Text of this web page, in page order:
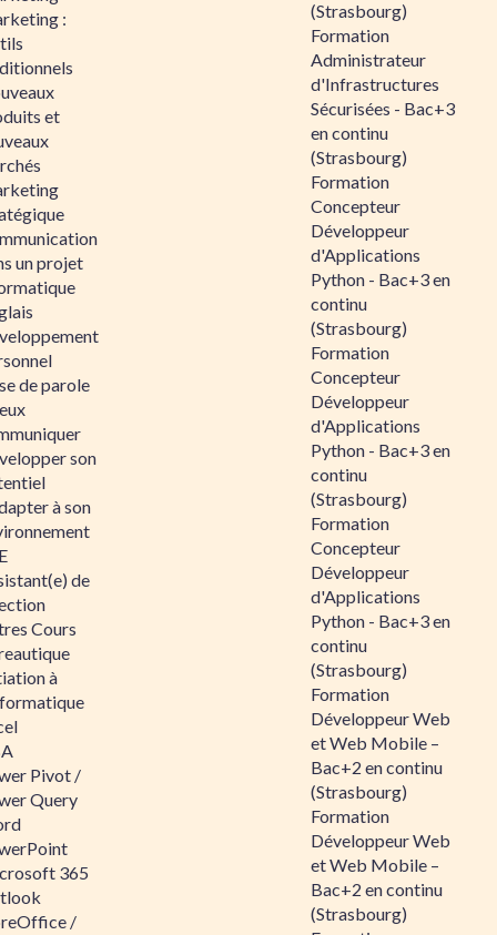
:
et
un projet
de parole
son
à son
de
Cours
à
Pivot /
Query
365
/
(Strasbourg)
Formation
Administrateur
d'Infrastructures
Sécurisées - Bac+3
en continu
(Strasbourg)
Formation
Concepteur
Développeur
d'Applications
Python - Bac+3 en
continu
(Strasbourg)
Formation
Concepteur
Développeur
d'Applications
Python - Bac+3 en
continu
(Strasbourg)
Formation
Concepteur
Développeur
d'Applications
Python - Bac+3 en
continu
(Strasbourg)
Formation
Développeur Web
et Web Mobile –
Bac+2 en continu
(Strasbourg)
Formation
Développeur Web
et Web Mobile –
Bac+2 en continu
(Strasbourg)